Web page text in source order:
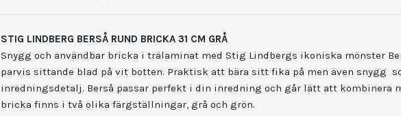
STIG LINDBERG BERSÅ RUND BRICKA 31 CM GRÅ
Snygg och användbar bricka i trälaminat med Stig Lindbergs ikoniska mönster
parvis sittande blad på vit botten. Praktisk att bära sitt fika på men även snygg
inredningsdetalj. Berså passar perfekt i din inredning och går lätt att kombinera
bricka finns i två olika färgställningar, grå och grön.